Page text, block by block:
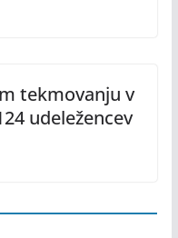
tekmovanju v
udeležencev